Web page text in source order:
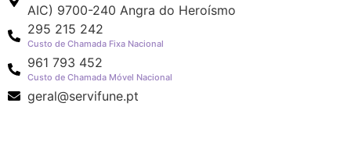
AIC) 9700-240 Angra do Heroísmo
295 215 242
Custo de Chamada Fixa Nacional
961 793 452
Custo de Chamada Móvel Nacional
geral@servifune.pt